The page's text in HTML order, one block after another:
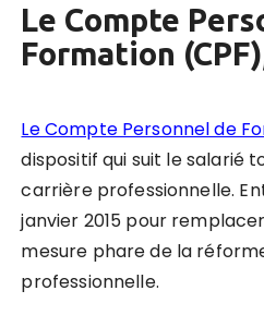
Le Compte
Formation
Le Compte Personnel de
dispositif qui suit le salarié
carrière professionnelle.
janvier 2015 pour
mesure phare de la
professionnelle.